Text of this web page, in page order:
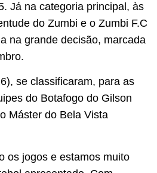
Já na categoria principal, às
do Zumbi e o Zumbi F.C
na grande decisão, marcada
se classificaram, para as
do Botafogo do Gilson
Máster do Bela Vista
os jogos e estamos muito